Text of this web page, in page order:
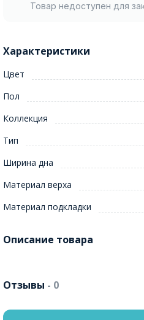
Товар недоступен для
Характеристики
Цвет
Пол
Коллекция
Тип
Ширина дна
Материал верха
Материал подкладки
Описание товара
Отзывы - 0